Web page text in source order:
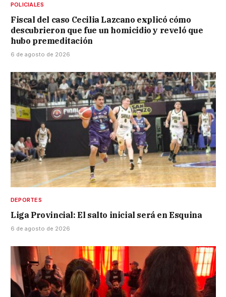
POLICIALES
Fiscal del caso Cecilia Lazcano explicó cómo
descubrieron que fue un homicidio y reveló que
hubo premeditación
6 de agosto de 2026
DEPORTES
Liga Provincial: El salto inicial será en Esquina
6 de agosto de 2026